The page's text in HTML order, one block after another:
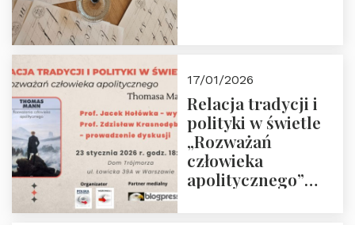
17/01/2026
Relacja tradycji i
polityki w świetle
„Rozważań
człowieka
apolitycznego”